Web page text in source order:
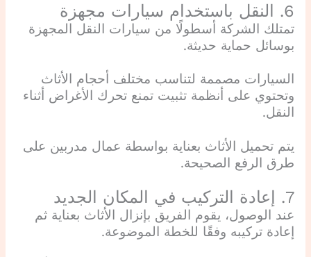
6. النقل باستخدام سيارات مجهزة
تمتلك الشركة أسطولًا من سيارات النقل المجهزة
بوسائل حماية حديثة.
السيارات مصممة لتناسب مختلف أحجام الأثاث
وتحتوي على أنظمة تثبيت تمنع تحرك الأغراض أثناء
النقل.
يتم تحميل الأثاث بعناية بواسطة عمال مدربين على
طرق الرفع الصحيحة.
7. إعادة التركيب في المكان الجديد
عند الوصول، يقوم الفريق بإنزال الأثاث بعناية ثم
إعادة تركيبه وفقًا للخطة الموضوعة.